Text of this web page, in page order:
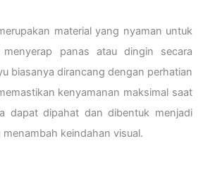
material yang nyaman untuk
panas atau dingin secara
biasanya dirancang dengan perhatian
kenyamanan maksimal saat
dapat dipahat dan dibentuk menjadi
keindahan visual.